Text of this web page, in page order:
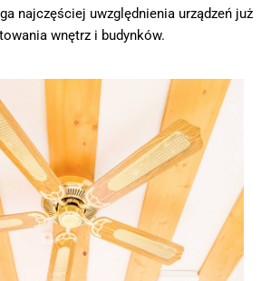
najczęściej uwzględnienia urządzeń już
wnętrz i budynków.